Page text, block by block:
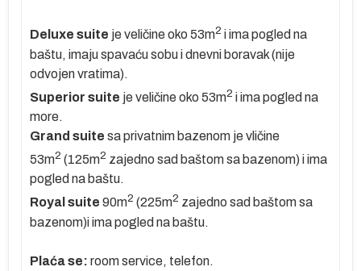
Deluxe suite je veličine oko 53m2 i ima pogled na
baštu, imaju spavaću sobu i dnevni boravak (nije
odvojen vratima).
Superior suite je veličine oko 53m2 i ima pogled na
more.
Grand suite sa privatnim bazenom je vličine
53m2 (125m2 zajedno sad baštom sa bazenom) i ima
pogled na baštu.
Royal suite 90m2 (225m2 zajedno sad baštom sa
bazenom)i ima pogled na baštu.
Plaća se: room service, telefon.